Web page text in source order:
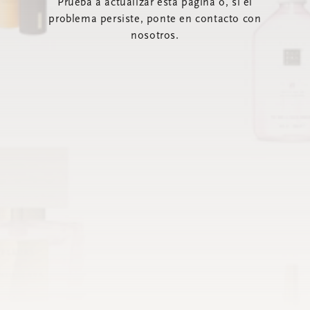
Prueba a actualizar esta página o, si el
problema persiste, ponte en contacto con
nosotros.